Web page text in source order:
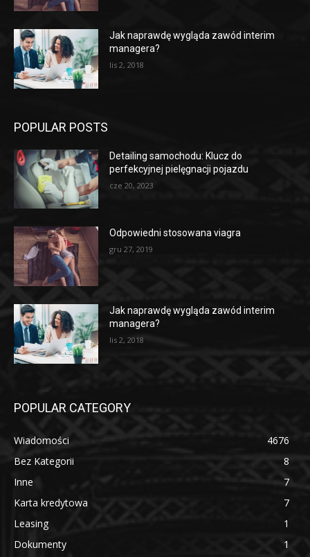
Jak naprawdę wygląda zawód interim
managera?
lis 2, 2018
POPULAR POSTS
Detailing samochodu: Klucz do
perfekcyjnej pielęgnacji pojazdu
cze 20, 2023
Odpowiedni stosowana viagra
gru 27, 2019
Jak naprawdę wygląda zawód interim
managera?
lis 2, 2018
POPULAR CATEGORY
Wiadomości
4676
Bez Kategorii
8
Inne
7
Karta kredytowa
7
Leasing
1
Dokumenty
1